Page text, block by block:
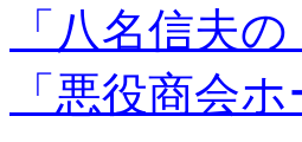
「八名信夫
「悪役商会